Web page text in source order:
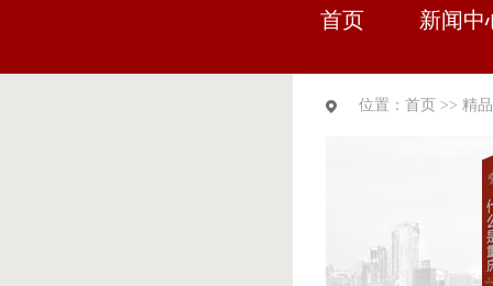
首页 新闻中
位置： 首页 >> 精